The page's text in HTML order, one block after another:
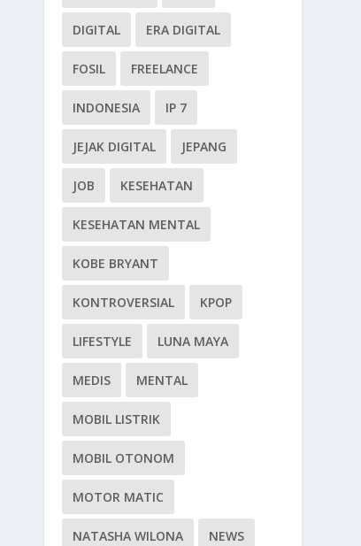
DIGITAL ERA DIGITAL
FOSIL FREELANCE
INDONESIA IP 7
JEJAK DIGITAL JEPANG
JOB KESEHATAN
KESEHATAN MENTAL
KOBE BRYANT
KONTROVERSIAL KPOP
LIFESTYLE LUNA MAYA
MEDIS MENTAL
MOBIL LISTRIK
MOBIL OTONOM
MOTOR MATIC
NATASHA WILONA NEWS